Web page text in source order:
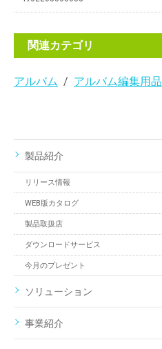
関連カテゴリ
アルバム アルバム編集用品
製品紹介
リリース情報
WEB版カタログ
製品取扱店
ダウンロードサービス
今月のプレゼント
ソリューション
事業紹介